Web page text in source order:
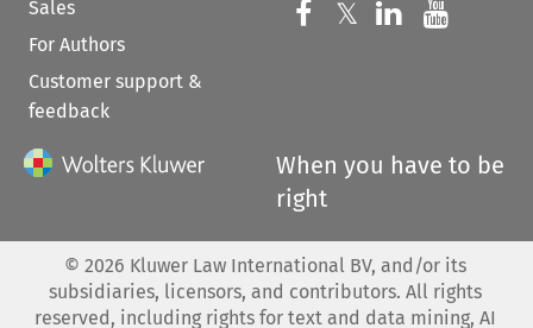
Sales
For Authors
Customer support &
feedback
Follow us on
𝕏 Follow us on
Follow us
When you have to be
right
© 2026 Kluwer Law International BV, and/or its
subsidiaries, licensors, and contributors. All rights
reserved, including rights for text and data mining, AI